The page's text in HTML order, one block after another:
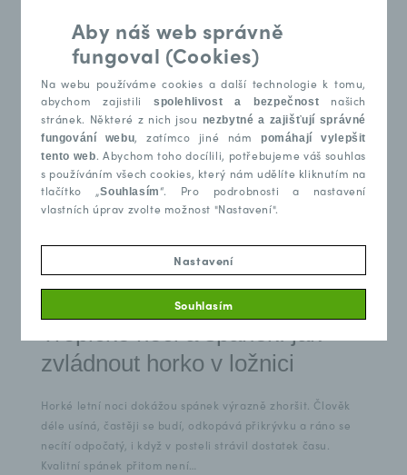
farmaceutik obrátit na odborníky z oblasti
kognitivně behaviorální terapie nebo
akupunktury. Budete překvapeni, jaké
další prostředky na zdravý spánek
zabírají!
zvládnout horko v ložnici
Horké letní noci dokážou spánek výrazně zhoršit. Člověk
déle usíná, častěji se budí, odkopává přikrývku a ráno se
necítí odpočatý, i když v posteli strávil dostatek času.
Kvalitní spánek přitom není…
Aby náš web správně
fungoval (Cookies)
Na webu používáme cookies a další technologie k tomu,
abychom zajistili
spolehlivost a bezpečnost
našich
stránek. Některé z nich jsou nezbytné a zajišťují správné
fungování webu, zatímco jiné nám
pomáhají vylepšit
tento web. Abychom toho docílili, potřebujeme váš souhlas
s používáním všech cookies, který nám udělíte kliknutím na
tlačítko „Souhlasím“. Pro podrobnosti a nastavení
vlastních úprav zvolte možnost "Nastavení".
Nastavení
Souhlasím